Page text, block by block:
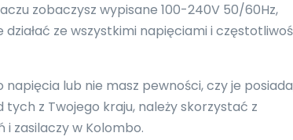
zobaczysz wypisane 100-240V 50/60Hz,
ze wszystkimi napięciami i
lub nie masz pewności, czy je
z Twojego kraju, należy skorzystać z
i zasilaczy w Kolombo.